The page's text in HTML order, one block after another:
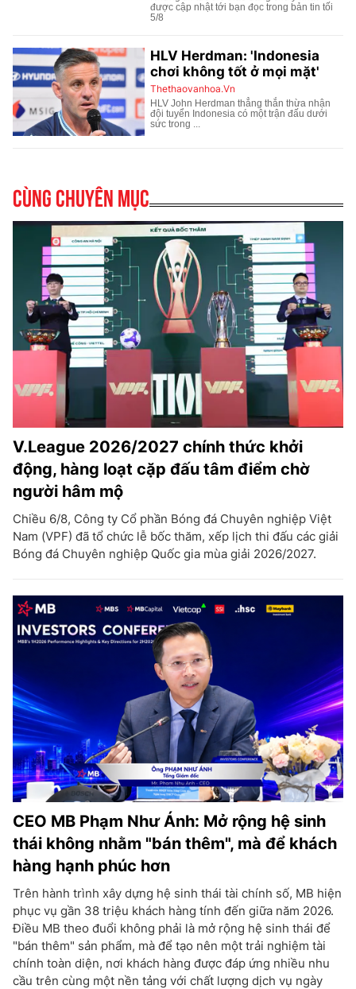
Cùng chuyên mục
V.League 2026/2027 chính thức khởi
động, hàng loạt cặp đấu tâm điểm chờ
người hâm mộ
Chiều 6/8, Công ty Cổ phần Bóng đá Chuyên nghiệp Việt
Nam (VPF) đã tổ chức lễ bốc thăm, xếp lịch thi đấu các giải
Bóng đá Chuyên nghiệp Quốc gia mùa giải 2026/2027.
CEO MB Phạm Như Ánh: Mở rộng hệ sinh
thái không nhằm "bán thêm", mà để khách
hàng hạnh phúc hơn
Trên hành trình xây dựng hệ sinh thái tài chính số, MB hiện
phục vụ gần 38 triệu khách hàng tính đến giữa năm 2026.
Điều MB theo đuổi không phải là mở rộng hệ sinh thái để
"bán thêm" sản phẩm, mà để tạo nên một trải nghiệm tài
chính toàn diện, nơi khách hàng được đáp ứng nhiều nhu
cầu trên cùng một nền tảng với chất lượng dịch vụ ngày